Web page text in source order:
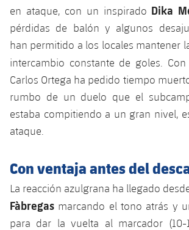
Barça Cafe
Ciutat Esportiva
La Masia
plusicon
más
Servicios
Servicios Médicos
plusicon
más
Acreditaciones
en ataque, con un inspirado Dika
pérdidas de balón y algunos
han permitido a los locales mantener
intercambio constante de goles. Con
Carlos Ortega ha pedido tiempo
rumbo de un duelo que el
estaba compitiendo a un gran nivel,
ataque.
Con ventaja antes del
La reacción azulgrana ha llegado
Fàbregas marcando el tono atrás y
para dar la vuelta al marcador (10-